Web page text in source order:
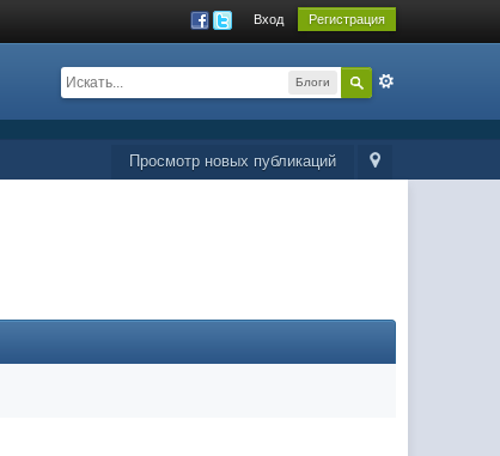
Вход Регистрация
Блоги
Просмотр новых публикаций